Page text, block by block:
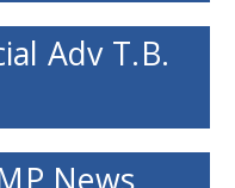
Adv T.B.
News